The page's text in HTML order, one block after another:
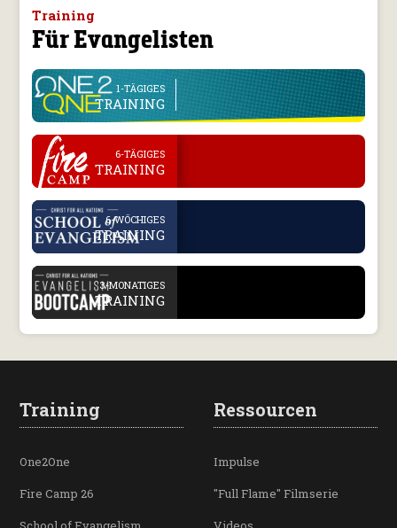
Training
Für Evangelisten
1-TÄGIGES
TRAINING
. 6-TÄGIGES
TRAINING
. 6-WÖCHIGES
TRAINING
. 3-MONATIGES
TRAINING
Training
One2One
Fire Camp 26
Ressourcen
Impulse
"Full Flame" Filmserie